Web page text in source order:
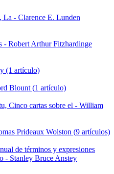
- Clarence E. Lunden
- Robert Arthur Fitzhardinge
(1 artículo)
Blount (1 artículo)
Cinco cartas sobre el - William
Prideaux Wolston (9 artículos)
de términos y expresiones
- Stanley Bruce Anstey